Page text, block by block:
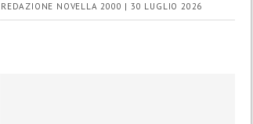
REDAZIONE NOVELLA 2000 | 30 LUGLIO 2026